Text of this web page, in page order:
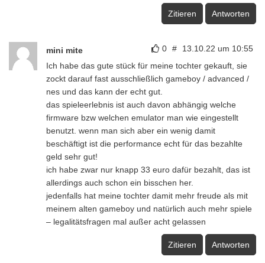
Zitieren Antworten
0 # 13.10.22 um 10:55
mini mite
Ich habe das gute stück für meine tochter gekauft, sie
zockt darauf fast ausschließlich gameboy / advanced /
nes und das kann der echt gut.
das spieleerlebnis ist auch davon abhängig welche
firmware bzw welchen emulator man wie eingestellt
benutzt. wenn man sich aber ein wenig damit
beschäftigt ist die performance echt für das bezahlte
geld sehr gut!
ich habe zwar nur knapp 33 euro dafür bezahlt, das ist
allerdings auch schon ein bisschen her.
jedenfalls hat meine tochter damit mehr freude als mit
meinem alten gameboy und natürlich auch mehr spiele
– legalitätsfragen mal außer acht gelassen
Zitieren Antworten